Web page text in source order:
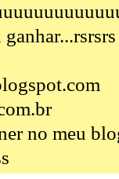
no meu